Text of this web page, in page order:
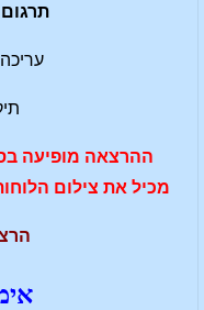
ההרצאה מופיעה
מכיל את צילום
הרצאה 4